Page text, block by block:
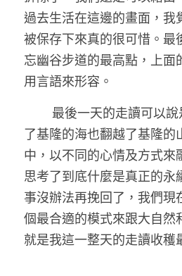
過去生活在這邊的畫面，我
被保存下來真的很可惜。最
忘幽谷步道的最高點，上面
用言語來形容。
了基隆的海也翻越了基隆的
中，以不同的心情及方式來
思考了到底什麼是真正的永
事沒辦法再挽回了，我們現
個最合適的模式來跟大自然
就是我這一整天的走讀收穫